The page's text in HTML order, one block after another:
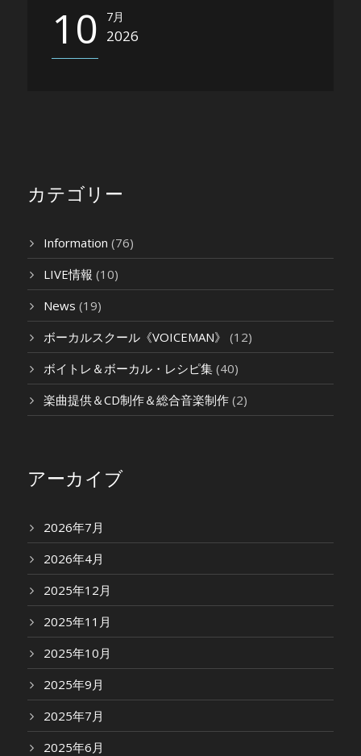
10 7月
2026
カテゴリー
Information (76)
LIVE情報 (10)
News (19)
ボーカルスクール《VOICEMAN》 (12)
ボイトレ＆ボーカル・レシピ集 (40)
楽曲提供＆CD制作＆総合音楽制作 (2)
アーカイブ
2026年7月
2026年4月
2025年12月
2025年11月
2025年10月
2025年9月
2025年7月
2025年6月